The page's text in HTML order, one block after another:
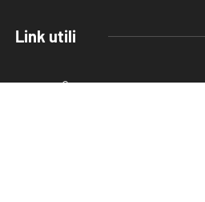
Link utili